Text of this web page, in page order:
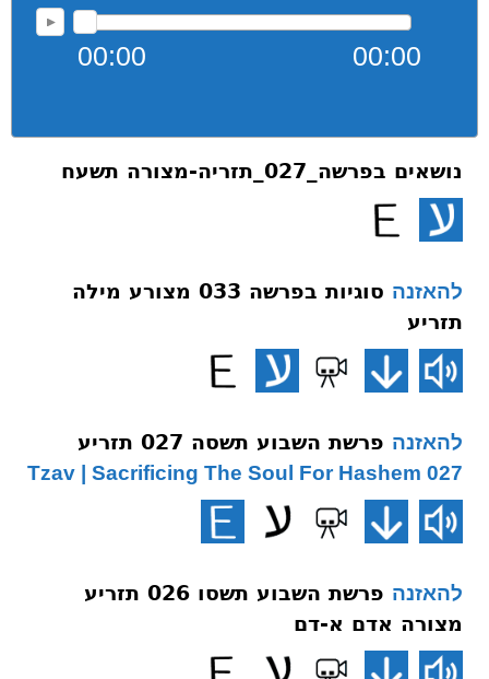
00:00 00:00
נושאים בפרשה_027_תזריה-מצורה תשעח
להאזנה
סוגיות בפרשה 033 מצורע מילה
תזריע
להאזנה פרשת השבוע תשסה 027 תזריע
027 Tzav | Sacrificing The Soul For Hashem
להאזנה
פרשת השבוע תשסו 026 תזריע
מצורה אדם א-דם